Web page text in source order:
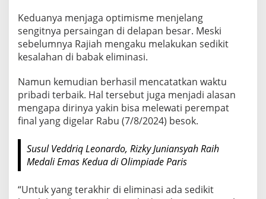
e
b
i
n
g
I
n
d
n
e
i
Keduanya menjaga optimisme menjelang
sengitnya persaingan di delapan besar. Meski
sebelumnya Rajiah mengaku melakukan sedikit
kesalahan di babak eliminasi.
Namun kemudian berhasil mencatatkan waktu
pribadi terbaik. Hal tersebut juga menjadi alasan
mengapa dirinya yakin bisa melewati perempat
final yang digelar Rabu (7/8/2024) besok.
Susul Veddriq Leonardo, Rizky Juniansyah Raih
Medali Emas Kedua di Olimpiade Paris
“Untuk yang terakhir di eliminasi ada sedikit